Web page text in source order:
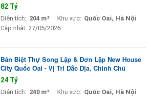
82 Tỷ
Diện tích: 204 m² Khu vực: Quốc Oai, Hà Nội
Cập nhật: 27/05/2026
Bán Biệt Thự Song Lập & Đơn Lập New House
City Quốc Oai - Vị Trí Đắc Địa, Chính Chủ
24 Tỷ
Diện tích: 240 m² Khu vực: Quốc Oai, Hà Nội